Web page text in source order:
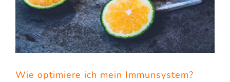
Wie optimiere ich mein Immunsystem?